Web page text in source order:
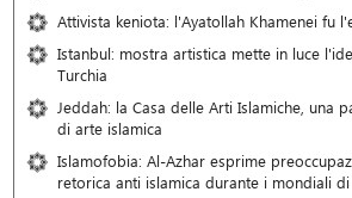
Attivista keniota: l'Ayatollah Khamenei fu
Istanbul: mostra artistica mette in luce
Turchia
Jeddah: la Casa delle Arti Islamiche, una
di arte islamica
Islamofobia: Al-Azhar esprime
retorica anti islamica durante i mondiali di